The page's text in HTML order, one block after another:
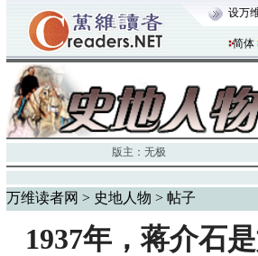
设万
简体
版主： 无极
万维读者网 > 史地人物 > 帖子
1937年，蒋介石